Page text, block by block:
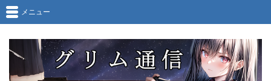
メニュー